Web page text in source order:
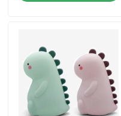
Путешествие фабрики
Проверка качества